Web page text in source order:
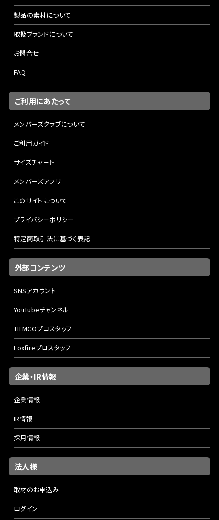
製品の素材について
取扱ブランドについて
お問合せ
FAQ
ご利用にあたって
メンバーズクラブについて
ご利用ガイド
サイズチャート
メンバーズアプリ
このサイトについて
プライバシーポリシー
特定商取引法に基づく表記
外部コンテンツ
SNSアカウント
YouTubeチャンネル
TIEMCOプロスタッフ
Foxfireプロスタッフ
企業・IR情報
企業情報
IR情報
採用情報
法人様
取材のお申込み
ログイン